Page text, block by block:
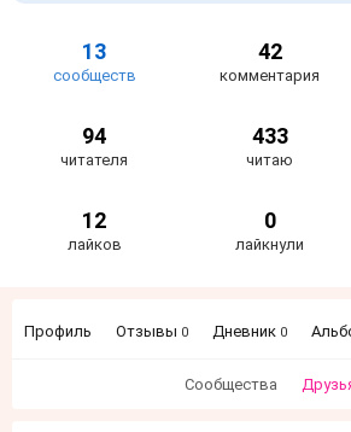
13
сообществ
42
комментария
94
читателя
433
читаю
12
лайков
0
лайкнули
Профиль Отзывы 0 Дневник 0
Сообщества